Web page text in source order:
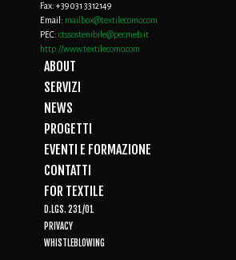
Fax: +39 031 3312149
Email: mailbox@textilecomo.com
PEC: ctssostenibile@pecmeb.it
http://www.textilecomo.com
ABOUT
SERVIZI
NEWS
PROGETTI
EVENTI E FORMAZIONE
CONTATTI
FOR TEXTILE
D.LGS. 231/01
PRIVACY
WHISTLEBLOWING